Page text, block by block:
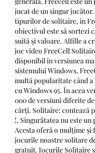
jucat de un singur
tipurilor de solitaire, în
obiectivul este să sortezi
suită și valoare. Alfille a
joc video FreeCell
disponibil în versiunea
sistemului Windows,
multă popularitate când
cu Windows 95. În acea
000 de versiuni diferite
cărți. Solitaire: contează
!, Singurătatea nu este un
Acesta oferă o mulțime și
jocurile noastre solitare
gratuit. Jocurile Solitaire